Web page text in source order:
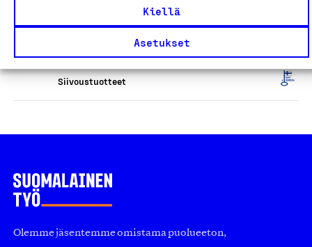
Kiellä
Asetukset
Arkivé Care -tahrasaippua
Arkivé Academy Oy, Tuote
Siivoustuotteet
Olemme jäsentemme omistama puolueeton,